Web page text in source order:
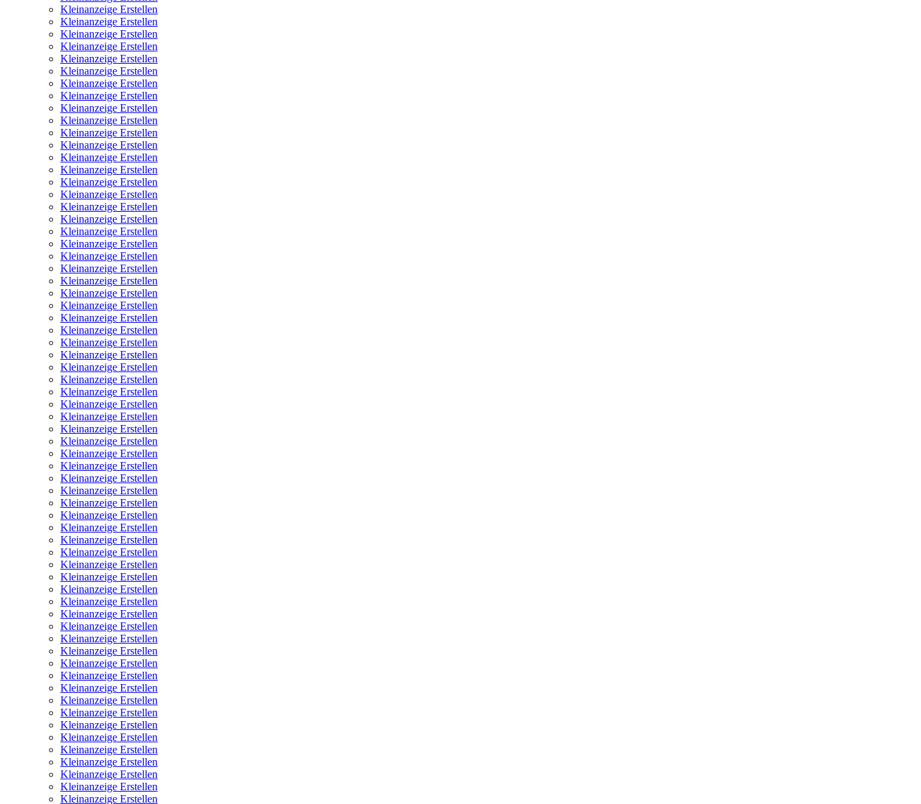
Kleinanzeige Erstellen
Kleinanzeige Erstellen
Kleinanzeige Erstellen
Kleinanzeige Erstellen
Kleinanzeige Erstellen
Kleinanzeige Erstellen
Kleinanzeige Erstellen
Kleinanzeige Erstellen
Kleinanzeige Erstellen
Kleinanzeige Erstellen
Kleinanzeige Erstellen
Kleinanzeige Erstellen
Kleinanzeige Erstellen
Kleinanzeige Erstellen
Kleinanzeige Erstellen
Kleinanzeige Erstellen
Kleinanzeige Erstellen
Kleinanzeige Erstellen
Kleinanzeige Erstellen
Kleinanzeige Erstellen
Kleinanzeige Erstellen
Kleinanzeige Erstellen
Kleinanzeige Erstellen
Kleinanzeige Erstellen
Kleinanzeige Erstellen
Kleinanzeige Erstellen
Kleinanzeige Erstellen
Kleinanzeige Erstellen
Kleinanzeige Erstellen
Kleinanzeige Erstellen
Kleinanzeige Erstellen
Kleinanzeige Erstellen
Kleinanzeige Erstellen
Kleinanzeige Erstellen
Kleinanzeige Erstellen
Kleinanzeige Erstellen
Kleinanzeige Erstellen
Kleinanzeige Erstellen
Kleinanzeige Erstellen
Kleinanzeige Erstellen
Kleinanzeige Erstellen
Kleinanzeige Erstellen
Kleinanzeige Erstellen
Kleinanzeige Erstellen
Kleinanzeige Erstellen
Kleinanzeige Erstellen
Kleinanzeige Erstellen
Kleinanzeige Erstellen
Kleinanzeige Erstellen
Kleinanzeige Erstellen
Kleinanzeige Erstellen
Kleinanzeige Erstellen
Kleinanzeige Erstellen
Kleinanzeige Erstellen
Kleinanzeige Erstellen
Kleinanzeige Erstellen
Kleinanzeige Erstellen
Kleinanzeige Erstellen
Kleinanzeige Erstellen
Kleinanzeige Erstellen
Kleinanzeige Erstellen
Kleinanzeige Erstellen
Kleinanzeige Erstellen
Kleinanzeige Erstellen
Kleinanzeige Erstellen